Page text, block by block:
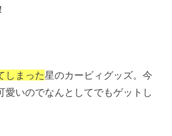
しまった星のカービィグッズ。今
愛いのでなんとしてでもゲットし